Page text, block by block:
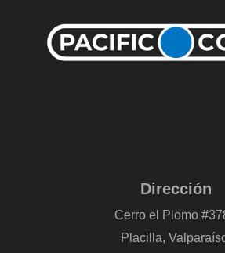
Dirección
Cerro el Plomo
Placilla,